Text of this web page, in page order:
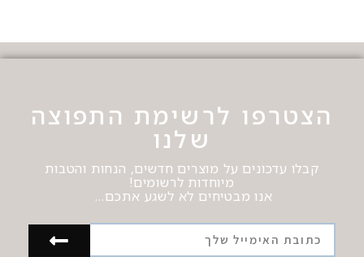
הצטרפו לרשימת התפוצה
שלנו
קבלו עדכונים על מוצרים חדשים, הנחות והטבות
מיוחדות לרשומים!
אנו מבטיחים לא לשגע אתכם…